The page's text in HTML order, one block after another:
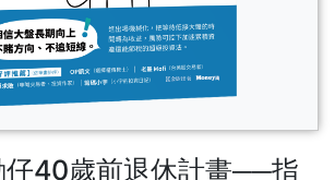
仔40歲前退休計畫──指